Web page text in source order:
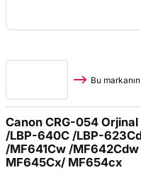
Bu
Canon CRG-054
/LBP-640C /LBP-
/MF641Cw /
MF645Cx/ MF654cx